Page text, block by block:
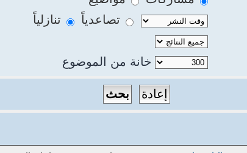
تصاعدياً
تنازلياً
خانة من الموضوع